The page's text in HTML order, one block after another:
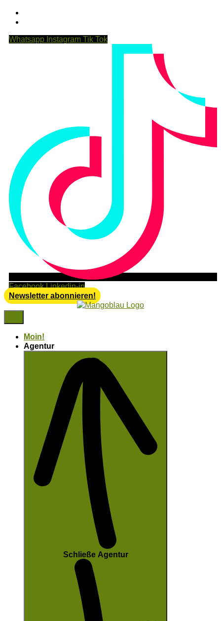
Whatsapp Instagram Tik Tok
Facebook Linkedin-in
Newsletter abonnieren!
Moin!
Agentur
Schließe Agentur